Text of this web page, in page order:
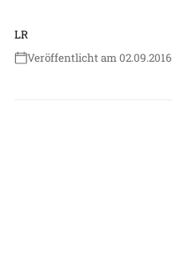
LR
Veröffentlicht am 02.09.2016